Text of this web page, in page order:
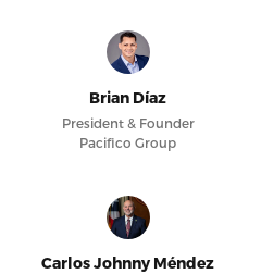
Brian Díaz
President & Founder
Pacifico Group
Carlos Johnny Méndez